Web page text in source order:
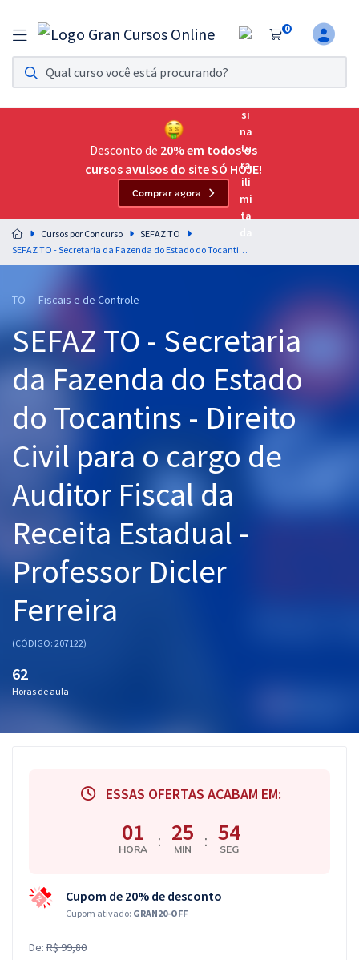
0
Assinatura Ilimitada 11
Acesso a todos os cursos. Teste grátis por 7 dias!
Assinatura OAB Até Passar
Acesso ilimitado a toda preparação para o Exame da
Residências Multiprofissionais
Preparação completa e intensiva para as principais
residências em saúde do Brasil
Cursos 20% OFF
Pós
Graduação
OAB
Mentorias
Questões grátis
Conteúdo gratuito
Aprovados
Desconto de 20% em todos os
cursos avulsos do site SÓ HOJE!
Comprar agora
Cursos por Concurso
SEFAZ TO
SEFAZ TO - Secretaria da Fazenda do Estado do Tocantins - Direito Civil para o cargo de Auditor Fiscal da Receita Estadual - Professor Dicler Ferreira
TO - Fiscais e de Controle
SEFAZ TO - Secretaria
da Fazenda do Estado
do Tocantins - Direito
Civil para o cargo de
Auditor Fiscal da
Receita Estadual -
Professor Dicler
Ferreira
(CÓDIGO: 207122)
62
Horas de aula
ESSAS OFERTAS ACABAM EM:
01
HORA : 25
MIN : 53
SEG
Cupom de 20% de desconto
Cupom ativado: GRAN20-OFF
De: R$ 99,80